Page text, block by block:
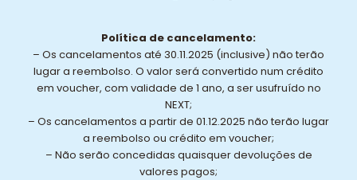
Política de cancelamento:
– Os cancelamentos até 30.11.2025 (inclusive) não terão
lugar a reembolso. O valor será convertido num crédito
em voucher, com validade de 1 ano, a ser usufruído no
NEXT;
– Os cancelamentos a partir de 01.12.2025 não terão lugar
a reembolso ou crédito em voucher;
– Não serão concedidas quaisquer devoluções de
valores pagos;